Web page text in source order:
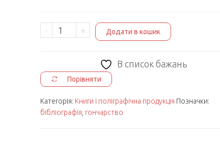
-
Бібліографія
українського
гончарства.
2001:
Національний
науковий
щорічник.
+ Додати в кошик
В список бажань
Порівняти
Категорія: Книги і поліграфічна продукція Позначки:
бібліографія гончарство